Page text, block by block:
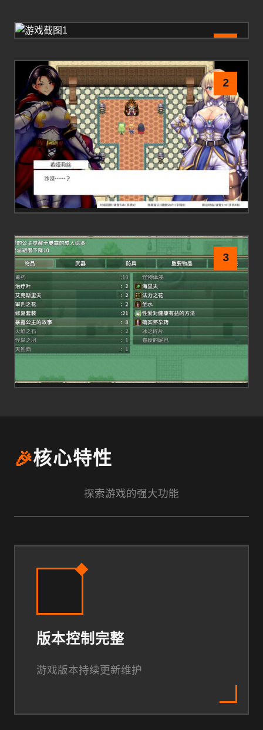
2
3
🎉核心特性
探索游戏的强大功能
版本控制完整
游戏版本持续更新维护